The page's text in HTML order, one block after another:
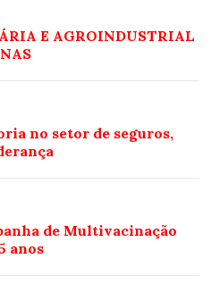
E AGROINDUSTRIAL
no setor de seguros,
de Multivacinação
anos